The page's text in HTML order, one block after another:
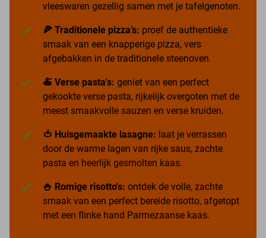
vleeswaren gezellig samen met je tafelgenoten.
🍕 Traditionele pizza’s: proef de authentieke
smaak van een knapperige pizza, vers
afgebakken in de traditionele steenoven.
🍝 Verse pasta's: geniet van een perfect
gekookte verse pasta, rijkelijk overgoten met de
meest smaakvolle sauzen en verse kruiden.
🍅 Huisgemaakte lasagne: laat je verrassen
door de warme lagen van rijke saus, zachte
pasta en heerlijk gesmolten kaas.
🍚 Romige risotto's: ontdek de volle, zachte
smaak van een perfect bereide risotto, afgetopt
met een flinke hand Parmezaanse kaas.